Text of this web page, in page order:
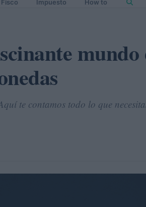
Fisco Impuesto How to
mundo
te contamos todo lo que